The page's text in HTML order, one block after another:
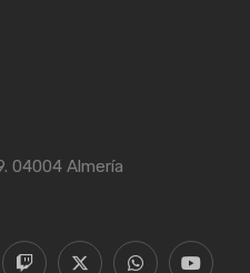
04004 Almería